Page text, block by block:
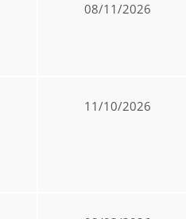
08/11/2026
11/10/2026